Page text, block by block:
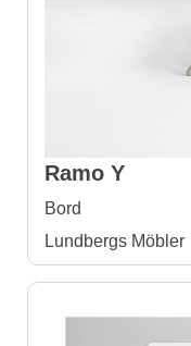
Ramo Y
Bord
Lundbergs Möbler